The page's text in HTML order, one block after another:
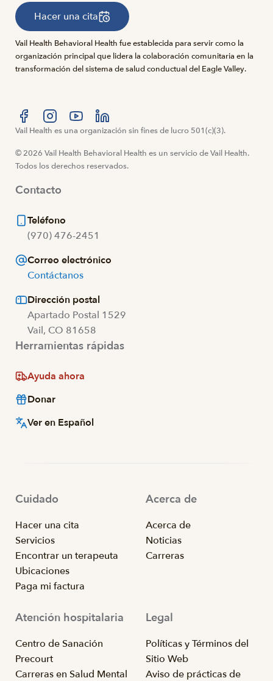
Hacer una cita
Vail Health Behavioral Health fue establecida para servir como la
organización principal que lidera la colaboración comunitaria en la
transformación del sistema de salud conductual del Eagle Valley.
Visítanos en Facebook
Visítanos en Instagram
Visítanos en YouTube
Visítanos en LinkedIn
Vail Health es una organización sin fines de lucro 501(c)(3).
© 2026 Vail Health Behavioral Health es un servicio de Vail Health.
Todos los derechos reservados.
Contacto
Teléfono
(970) 476-2451
Correo electrónico
Contáctanos
Dirección postal
Apartado Postal 1529
Vail, CO 81658
Herramientas rápidas
Ayuda ahora
Donar
Ver en Español
Cuidado
Hacer una cita
Servicios
Encontrar un terapeuta
Ubicaciones
Paga mi factura
Acerca de
Acerca de
Noticias
Carreras
Atención hospitalaria
Centro de Sanación
Precourt
Carreras en Salud Mental
Legal
Políticas y Términos del
Sitio Web
Aviso de prácticas de